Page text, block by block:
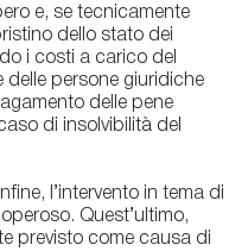
e, se tecnicamente
dello stato dei
i costi a carico del
delle persone giuridiche
delle pene
di insolvibilità del
l’intervento in tema di
Quest’ultimo,
previsto come causa di